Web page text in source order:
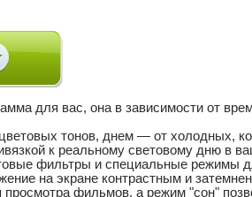
для вас, она в зависимости от
тонов, днем — от холодных,
к реальному световому дню в
фильтры и специальные режимы
на экране контрастным и
фильмов, а режим "сон"